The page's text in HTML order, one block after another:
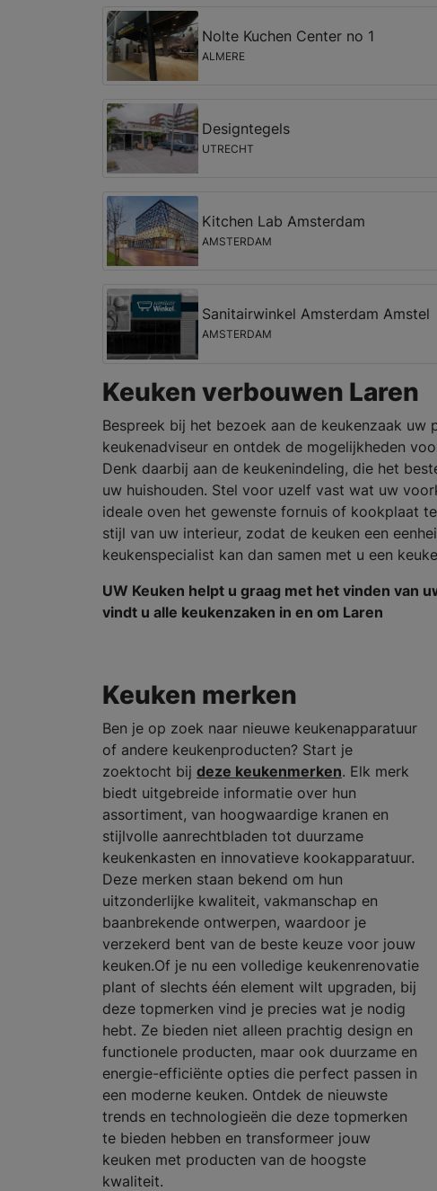
Nolte Kuchen Center no 1
ALMERE
Designtegels
UTRECHT
Kitchen Lab Amsterdam
AMSTERDAM
Sanitairwinkel Amsterdam Amstel
AMSTERDAM
Keuken verbouwen Laren
Bespreek bij het bezoek aan de keukenzaak uw
keukenadviseur en ontdek de mogelijkheden
Denk daarbij aan de keukenindeling, die het
uw huishouden. Stel voor uzelf vast wat uw
ideale oven het gewenste fornuis of kookplaat
stijl van uw interieur, zodat de keuken een
keukenspecialist kan dan samen met u een
UW Keuken helpt u graag met het vinden van
vindt u alle keukenzaken in en om Laren
Keuken merken
Ben je op zoek naar nieuwe keukenapparatuur
of andere keukenproducten? Start je
zoektocht bij deze keukenmerken. Elk merk
biedt uitgebreide informatie over hun
assortiment, van hoogwaardige kranen en
stijlvolle aanrechtbladen tot duurzame
keukenkasten en innovatieve kookapparatuur.
Deze merken staan bekend om hun
uitzonderlijke kwaliteit, vakmanschap en
baanbrekende ontwerpen, waardoor je
verzekerd bent van de beste keuze voor jouw
keuken.Of je nu een volledige keukenrenovatie
plant of slechts één element wilt upgraden, bij
deze topmerken vind je precies wat je nodig
hebt. Ze bieden niet alleen prachtig design en
functionele producten, maar ook duurzame en
energie-efficiënte opties die perfect passen in
een moderne keuken. Ontdek de nieuwste
trends en technologieën die deze topmerken
te bieden hebben en transformeer jouw
keuken met producten van de hoogste
kwaliteit.